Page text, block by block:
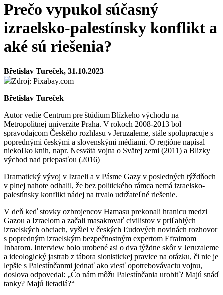
Prečo vypukol súčasný
izraelsko-palestínsky konflikt a
aké sú riešenia?
Břetislav Tureček, 31.10.2023
Zdroj: Pixabay.com
Břetislav Tureček
Autor vedie Centrum pre štúdium Blízkeho východu na
Metropolitnej univerzite Praha. V rokoch 2008-2013 bol
spravodajcom Českého rozhlasu v Jeruzaleme, stále spolupracuje s
poprednými českými a slovenskými médiami. O regióne napísal
niekoľko kníh, napr. Nesvätá vojna o Svätej zemi (2011) a Blízky
východ nad priepasťou (2016)
Dramatický vývoj v Izraeli a v Pásme Gazy v posledných týždňoch
v plnej nahote odhalil, že bez politického rámca nemá izraelsko-
palestínsky konflikt nádej na trvalo udržateľné riešenie.
V deň keď stovky ozbrojencov Hamasu prekonali hranicu medzi
Gazou a Izraelom a začali masakrovať civilistov v priľahlých
izraelských obciach, vyšiel v českých Ľudových novinách rozhovor
s popredným izraelským bezpečnostným expertom Efraimom
Inbarom. Interview bolo urobené asi o dva týždne skôr v Jeruzaleme
a ideologický jastrab z tábora sionistickej pravice na otázku, či nie je
lepšie s Palestínčanmi jednať ako viesť opotrebovávaciu vojnu,
doslova odpovedal: „Čo nám môžu Palestínčania urobiť? Majú snáď
tanky? Majú lietadlá?“